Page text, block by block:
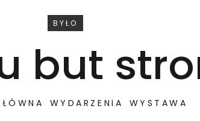
WYDARZENIE
BYŁO
but
WYDARZENIA WYSTAWA